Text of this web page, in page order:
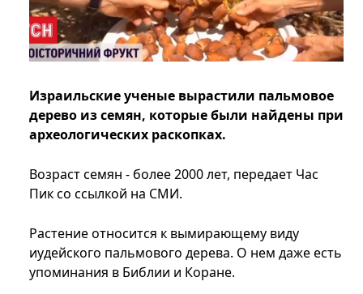
Израильские ученые вырастили пальмовое
дерево из семян, которые были найдены при
археологических раскопках.
Возраст семян - более 2000 лет, передает Час
Пик со ссылкой на СМИ.
Растение относится к вымирающему виду
иудейского пальмового дерева. О нем даже есть
упоминания в Библии и Коране.